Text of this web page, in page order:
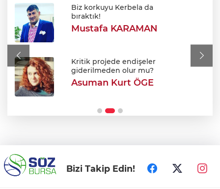
Bir pembe elbiseyle başladı! Çocukların
'Barbie Ablası' oldu
Trabzonspor'dan tarihi rekor: Kombine
Biz korkuyu Kerbela da
bıraktık!
Mustafa KARAMAN
Kritik projede endişeler
giderilmeden olur mu?
Asuman Kurt ÖGE
Bizi Takip Edin!